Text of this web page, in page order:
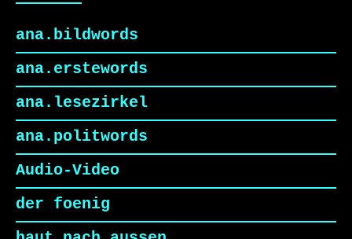
ana.bildwords
ana.erstewords
ana.lesezirkel
ana.politwords
Audio-Video
der foenig